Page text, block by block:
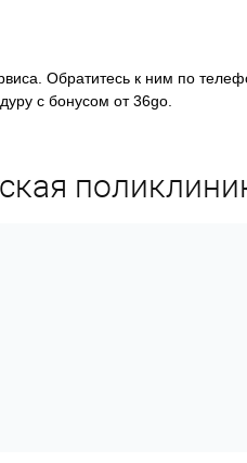
Обратитесь к ним по
с бонусом от 36go.